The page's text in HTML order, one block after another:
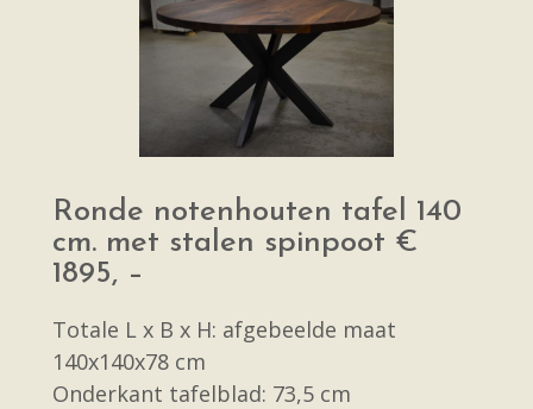
Ronde notenhouten tafel 140
cm. met stalen spinpoot €
1895, –
Totale L x B x H: afgebeelde maat
140x140x78 cm
Onderkant tafelblad: 73,5 cm